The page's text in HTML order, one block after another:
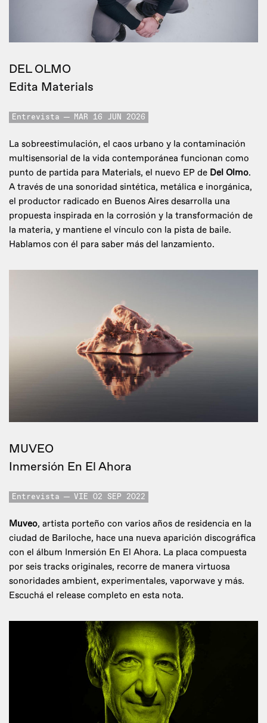
DEL OLMO
Edita Materials
Entrevista MAR 16 JUN 2026
La sobreestimulación, el caos urbano y la contaminación
multisensorial de la vida contemporánea funcionan como
punto de partida para Materials, el nuevo EP de Del Olmo.
A través de una sonoridad sintética, metálica e inorgánica,
el productor radicado en Buenos Aires desarrolla una
propuesta inspirada en la corrosión y la transformación de
la materia, y mantiene el vínculo con la pista de baile.
Hablamos con él para saber más del lanzamiento.
MUVEO
Inmersión En El Ahora
Entrevista VIE 02 SEP 2022
Muveo, artista porteño con varios años de residencia en la
ciudad de Bariloche, hace una nueva aparición discográfica
con el álbum Inmersión En El Ahora. La placa compuesta
por seis tracks originales, recorre de manera virtuosa
sonoridades ambient, experimentales, vaporwave y más.
Escuchá el release completo en esta nota.